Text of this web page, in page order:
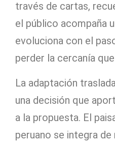
través de cartas,
el público acompaña
evoluciona con el
perder la cercanía
La adaptación
una decisión que
a la propuesta. El
peruano se integra de